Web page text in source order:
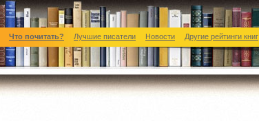
Что почитать? Лучшие писатели Новости Другие рейтинги книг